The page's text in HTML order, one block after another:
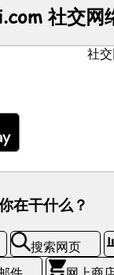
社交网
社
在干什么？
搜索网页